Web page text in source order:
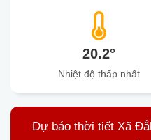
20.2°
Nhiệt độ thấp nhất
Dự báo thời tiết Xã